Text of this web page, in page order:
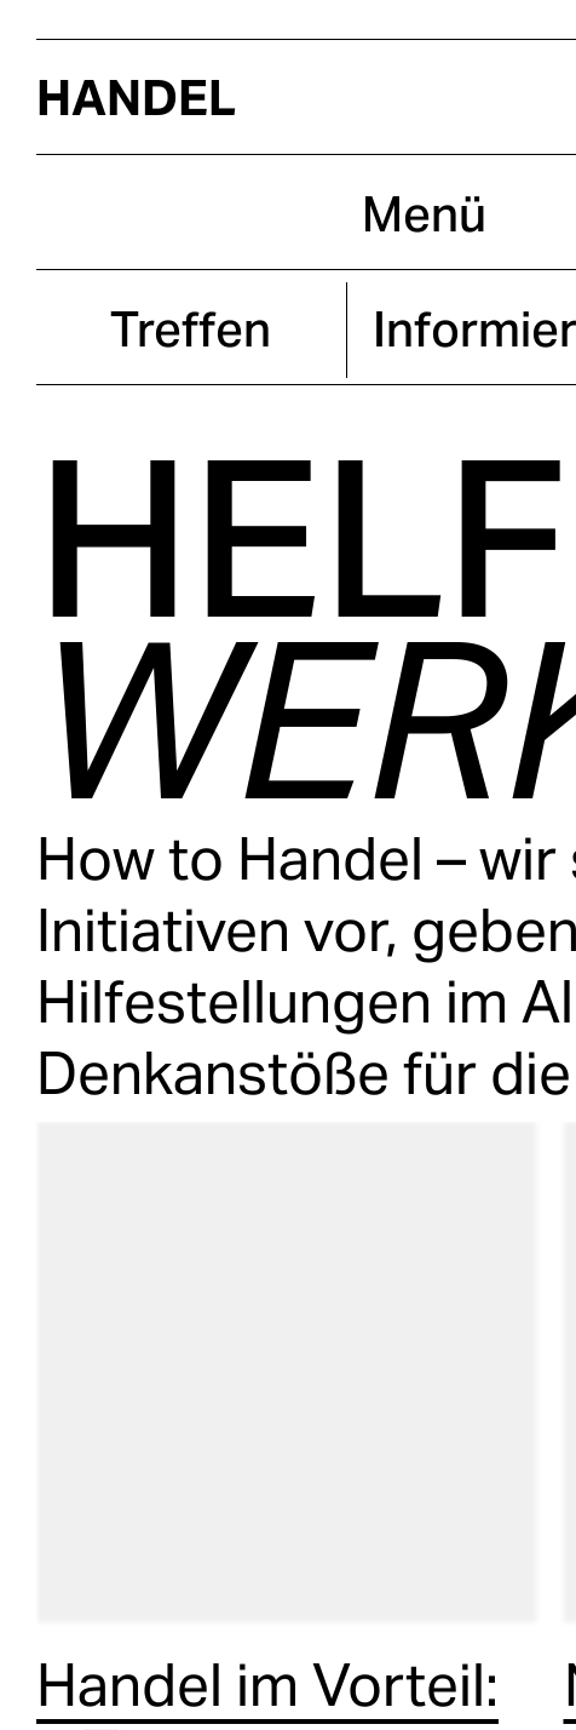
Menü
Treffen
How to Handel –
Initiativen vor,
Hilfestellungen im
Denkanstöße für
Handel im Vorteil: